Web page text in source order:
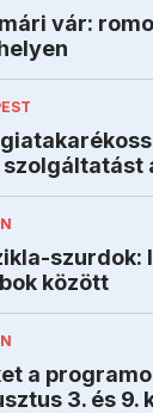
vár:
szurdok:
között
a
3. és 9.